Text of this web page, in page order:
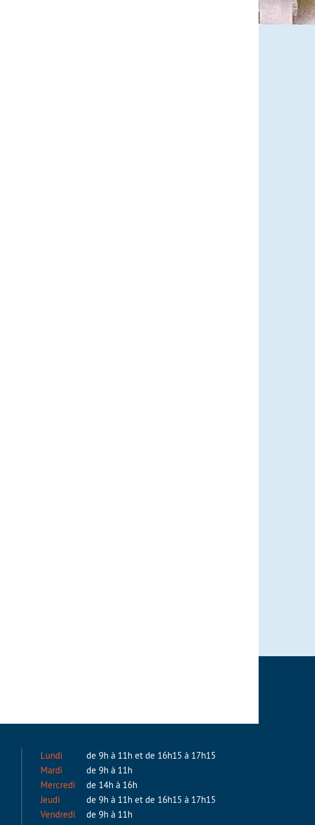
Lundi
de 9h à 11h et de 16h15 à 17h15
Mardi
de 9h à 11h
Mercredi
de 14h à 16h
Jeudi
de 9h à 11h et de 16h15 à 17h15
Vendredi
de 9h à 11h